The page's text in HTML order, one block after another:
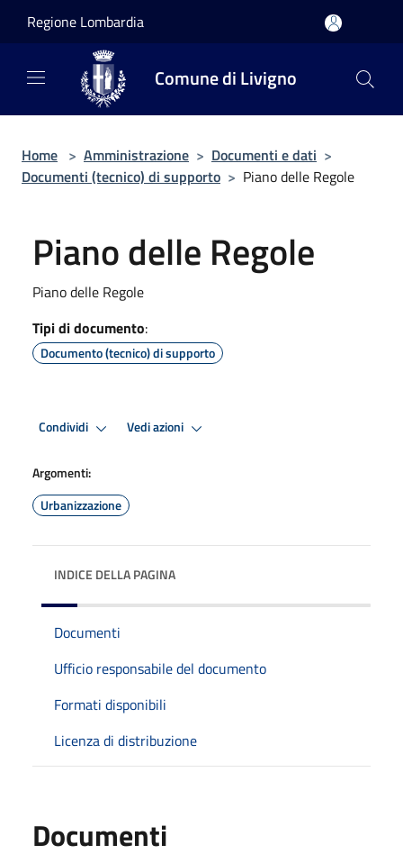
Regione Lombardia
Comune di Livigno
Home > Amministrazione > Documenti e dati >
Documenti (tecnico) di supporto > Piano delle Regole
Piano delle Regole
Piano delle Regole
Tipi di documento:
Documento (tecnico) di supporto
Condividi Vedi azioni
Argomenti:
Urbanizzazione
INDICE DELLA PAGINA
Documenti
Ufficio responsabile del documento
Formati disponibili
Licenza di distribuzione
Documenti